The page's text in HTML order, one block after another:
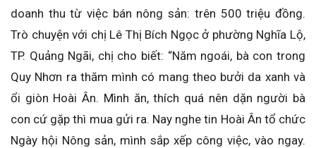
doanh thu từ việc bán nông sản: trên 500 triệu đồng.
Trò chuyện với chị Lê Thị Bích Ngọc ở phường Nghĩa Lộ,
TP. Quảng Ngãi, chị cho biết: “Năm ngoái, bà con trong
Quy Nhơn ra thăm mình có mang theo bưởi da xanh và
ổi giòn Hoài Ân. Mình ăn, thích quá nên dặn người bà
con cứ gặp thì mua gửi ra. Nay nghe tin Hoài Ân tổ chức
Ngày hội Nông sản, mình sắp xếp công việc, vào ngay.